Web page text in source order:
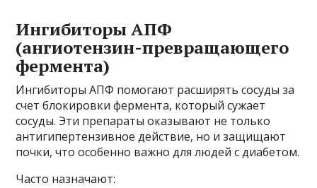
Ингибиторы АПФ
(ангиотензин-превращающего
фермента)
Ингибиторы АПФ помогают расширять сосуды за
счет блокировки фермента, который сужает
сосуды. Эти препараты оказывают не только
антигипертензивное действие, но и защищают
почки, что особенно важно для людей с диабетом.
Часто назначают: